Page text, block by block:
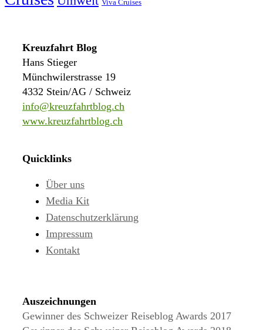
Viva Cruises
Kreuzfahrt Blog
Hans Stieger
Münchwilerstrasse 19
4332 Stein/AG / Schweiz
info@kreuzfahrtblog.ch
www.kreuzfahrtblog.ch
Quicklinks
Über uns
Media Kit
Datenschutzerklärung
Impressum
Kontakt
Auszeichnungen
Gewinner des Schweizer Reiseblog Awards 2017